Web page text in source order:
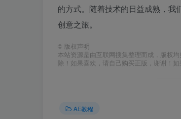
的方式。随着技术的日益成熟，我
创意之旅。
© 版权声明
本站资源是由互联网搜集整理而成，版权
除！如果喜欢，请自己购买正版，谢谢！
AE教程